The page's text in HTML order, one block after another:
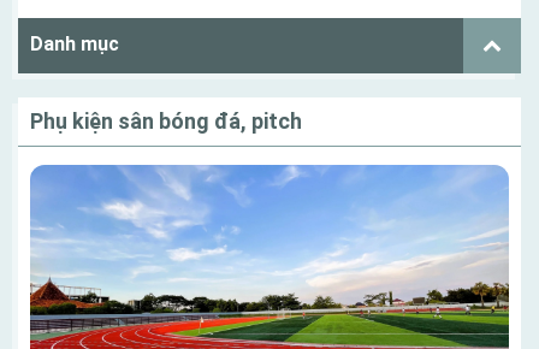
Danh mục
Phụ kiện sân bóng đá, pitch